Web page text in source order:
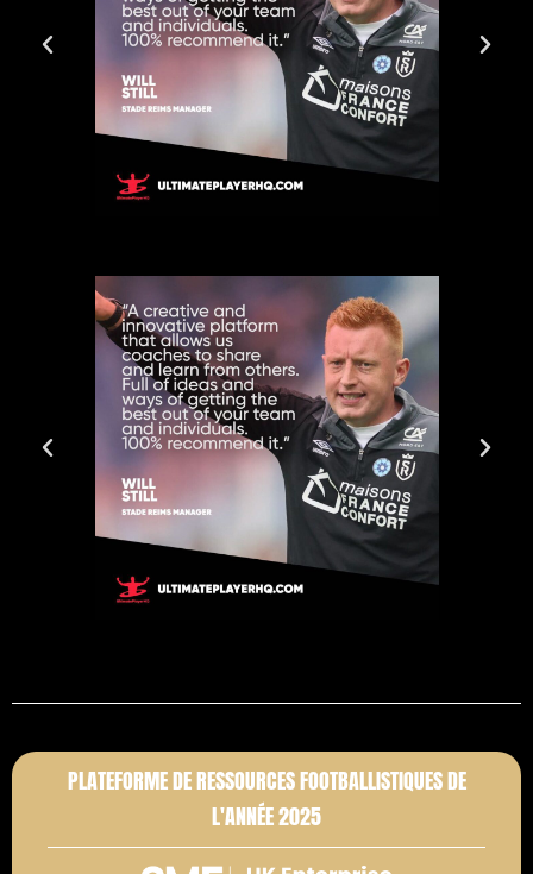
PLATEFORME DE RESSOURCES FOOTBALLISTIQUES DE
L'ANNÉE 2025